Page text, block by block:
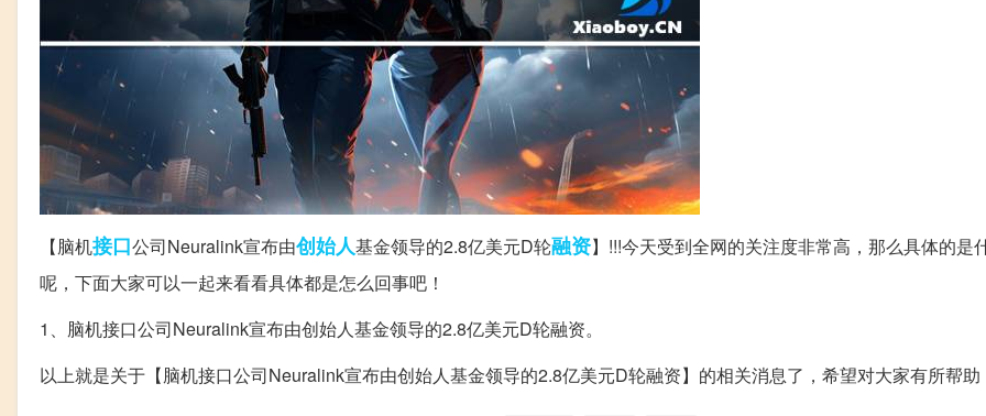
【脑机接口公司Neuralink宣布由创始人基金领导的2.8亿美元D轮融资】!!!今天受到全网的关注度非常高，那么具体的是
呢，下面大家可以一起来看看具体都是怎么回事吧！
1、脑机接口公司Neuralink宣布由创始人基金领导的2.8亿美元D轮融资。
以上就是关于【脑机接口公司Neuralink宣布由创始人基金领导的2.8亿美元D轮融资】的相关消息了，希望对大家有所帮助